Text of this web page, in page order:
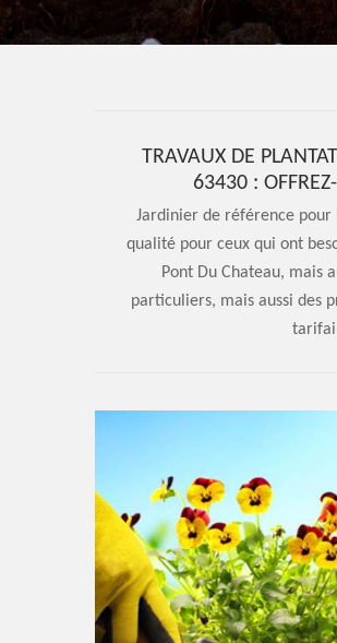
TRAVAUX DE
63430 :
Jardinier de référence pour
qualité pour ceux qui ont
Pont Du Chateau, mais
particuliers, mais aussi des